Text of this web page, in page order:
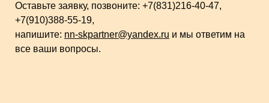
Оставьте заявку, позвоните: +7(831)216-40-47,
+7(910)388-55-19,
напишите: nn-skpartner@yandex.ru и мы ответим на
все ваши вопросы.